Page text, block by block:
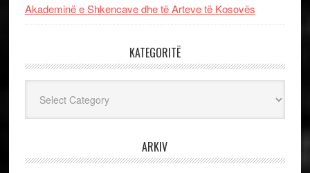
Akademinë e Shkencave dhe të Arteve të Kosovës
KATEGORITË
ARKIV